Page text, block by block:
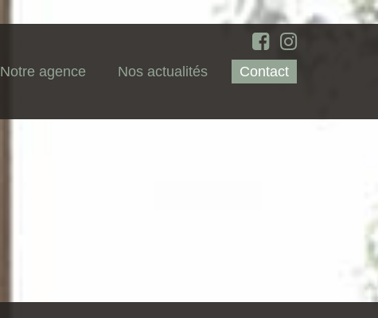
Notre agence Nos actualités Contact